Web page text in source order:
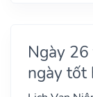
Ngày
ngày tốt